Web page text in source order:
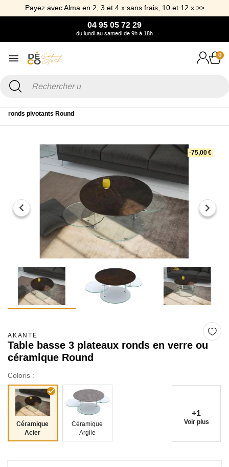
Payez avec Alma en 2, 3 et 4 x sans frais, 10 et 12 x >>
04 95 05 72 29
du lundi au samedi de 9h à 18h
0
ronds pivotants Round
-75,00 €
AKANTE
Table basse 3 plateaux ronds en verre ou
céramique Round
Coloris :
Céramique
Acier
Céramique
Argile
+1
Voir plus